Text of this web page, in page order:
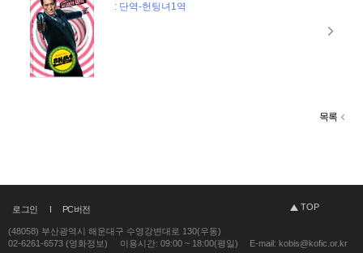
: 단역-헌팅녀1역
목록
로그인 PC버전 TOP
(48058) 부산광역시 해운대구 수영강변대로 130(우동)
02-6261-6573 (영화정보)
이용시간: 09:00 ~ 18:00(평일) E-mail: kobis@kofic.or.kr